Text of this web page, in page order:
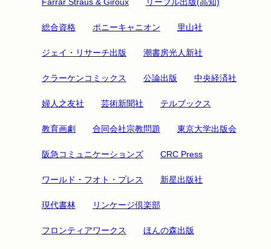
Farrar Straus & Giroux リーブル出版(高知)
総合資格 ポニーキャニオン 里山社
ジェイ・リサーチ出版 潮書房光人新社
クラーケンコミックス 公論出版 中央経済社
婦人之友社 芸術新聞社 テルブックス
教育画劇 合同会社宗教問題 東京大学出版会
阪急コミュニケーションズ CRC Press
ワールド・フオト・プレス 新星出版社
現代書林 リンケージ倶楽部
フロンティアワークス ほんの森出版